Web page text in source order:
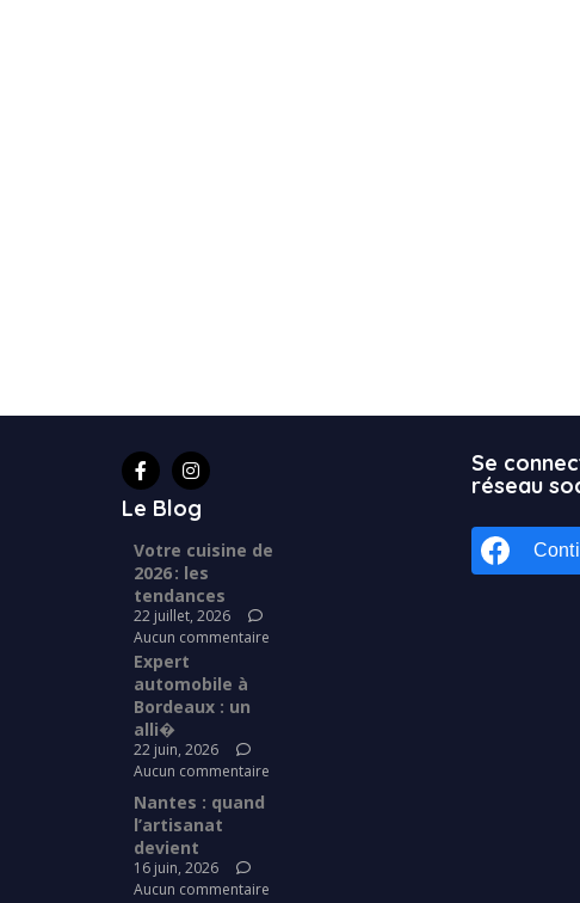
Le Blog
Votre cuisine de
2026 : les
tendances
22 juillet, 2026
Aucun commentaire
Expert
automobile à
Bordeaux : un
alli�
22 juin, 2026
Aucun commentaire
Nantes : quand
l’artisanat
devient
16 juin, 2026
Aucun commentaire
Se
réseau